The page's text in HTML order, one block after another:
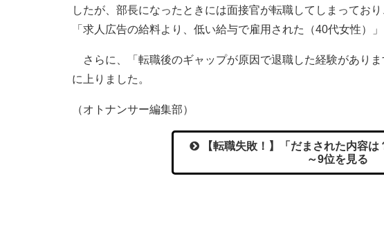
したが、部長になったときには面接官が転職してしまってお
「求人広告の給料より、低い給与で雇用された（40代女性）
さらに、「転職後のギャップが原因で退職した経験があり
に上りました。
（オトナンサー編集部）
【転職失敗！】「だまされた内容
～9位を見る